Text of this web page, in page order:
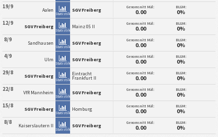
19/9 Aalen
Statistik
SGV Freiberg Genomsnitt Mål:
0.00
BLGM:
0%
12/9 SGV Freiberg
Statistik
Mainz 05 II Genomsnitt Mål:
0.00
BLGM:
0%
8/9 Sandhausen
Statistik
SGV Freiberg Genomsnitt Mål:
0.00
BLGM:
0%
4/9 Ulm
Statistik
SGV Freiberg Genomsnitt Mål:
0.00
BLGM:
0%
29/8 SGV Freiberg
Statistik
Eintracht
Frankfurt II
Genomsnitt Mål:
0.00
BLGM:
0%
22/8 VfR Mannheim
Statistik
SGV Freiberg Genomsnitt Mål:
0.00
BLGM:
0%
15/8 SGV Freiberg
Statistik
Homburg Genomsnitt Mål:
0.00
BLGM:
0%
8/8 Kaiserslautern II
Statistik
SGV Freiberg Genomsnitt Mål:
0.00
BLGM:
0%